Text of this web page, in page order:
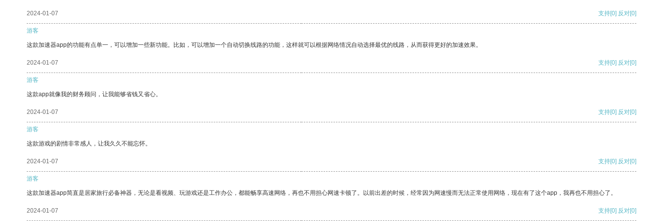
2024-01-07 支持[0] 反对[0]
游客
这款加速器app的功能有点单一，可以增加一些新功能。比如，可以增加一个自动切换线路的功能，这样就可以根据网络情况自动选择最优的线路，从而获得更好的加速效果。
2024-01-07 支持[0] 反对[0]
游客
这款app就像我的财务顾问，让我能够省钱又省心。
2024-01-07 支持[0] 反对[0]
游客
这款游戏的剧情非常感人，让我久久不能忘怀。
2024-01-07 支持[0] 反对[0]
游客
这款加速器app简直是居家旅行必备神器，无论是看视频、玩游戏还是工作办公，都能畅享高速网络，再也不用担心网速卡顿了。以前出差的时候，经常因为网速慢而无法正常使用网络，现在有了这个app，我再也不用担心了。
2024-01-07 支持[0] 反对[0]